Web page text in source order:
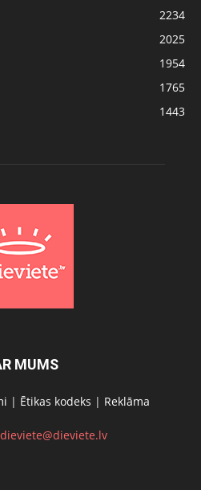
2234
2025
1954
1765
1443
MUMS
| Ētikas kodeks | Reklāma
dieviete@dieviete.lv